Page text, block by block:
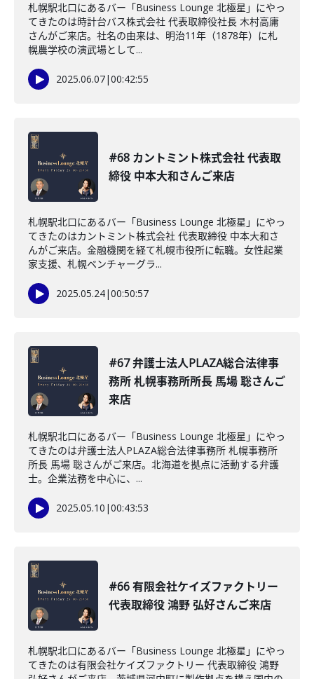
札幌駅北口にあるバー「Business Lounge 北極星」にやっ
てきたのは時計台バス株式会社 代表取締役社長 木村高庸
さんがご来店。社名の由来は、明治11年（1878年）に札
幌農学校の演武場として...
2025.06.07|00:42:55
#68 カントミント株式会社 代表取
締役 中本大和さんご来店
札幌駅北口にあるバー「Business Lounge 北極星」にやっ
てきたのはカントミント株式会社 代表取締役 中本大和さ
んがご来店。金融機関を経て札幌市役所に転職。女性起業
家支援、札幌ベンチャーグラ...
2025.05.24|00:50:57
#67 弁護士法人PLAZA総合法律事
務所 札幌事務所所長 馬場 聡さんご
来店
札幌駅北口にあるバー「Business Lounge 北極星」にやっ
てきたのは弁護士法人PLAZA総合法律事務所 札幌事務所
所長 馬場 聡さんがご来店。北海道を拠点に活動する弁護
士。企業法務を中心に、...
2025.05.10 |00:43:53
#66 有限会社ケイズファクトリー
代表取締役 鴻野 弘好さんご来店
札幌駅北口にあるバー「Business Lounge 北極星」にやっ
てきたのは有限会社ケイズファクトリー 代表取締役 鴻野